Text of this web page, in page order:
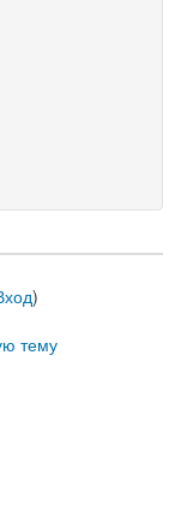
)
тему